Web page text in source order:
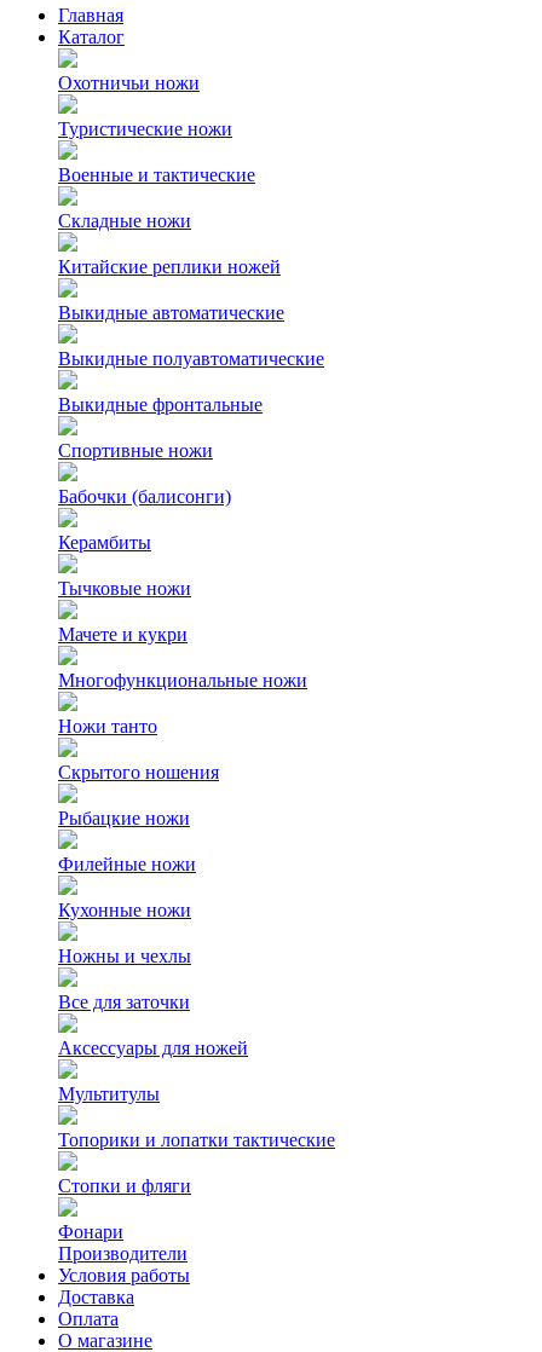
Главная
Каталог
Охотничьи ножи
Туристические ножи
Военные и тактические
Складные ножи
Китайские реплики ножей
Выкидные автоматические
Выкидные полуавтоматические
Выкидные фронтальные
Спортивные ножи
Бабочки (балисонги)
Керамбиты
Тычковые ножи
Мачете и кукри
Многофункциональные ножи
Ножи танто
Скрытого ношения
Рыбацкие ножи
Филейные ножи
Кухонные ножи
Ножны и чехлы
Все для заточки
Аксессуары для ножей
Мультитулы
Топорики и лопатки тактические
Стопки и фляги
Фонари
Производители
Условия работы
Доставка
Оплата
О магазине